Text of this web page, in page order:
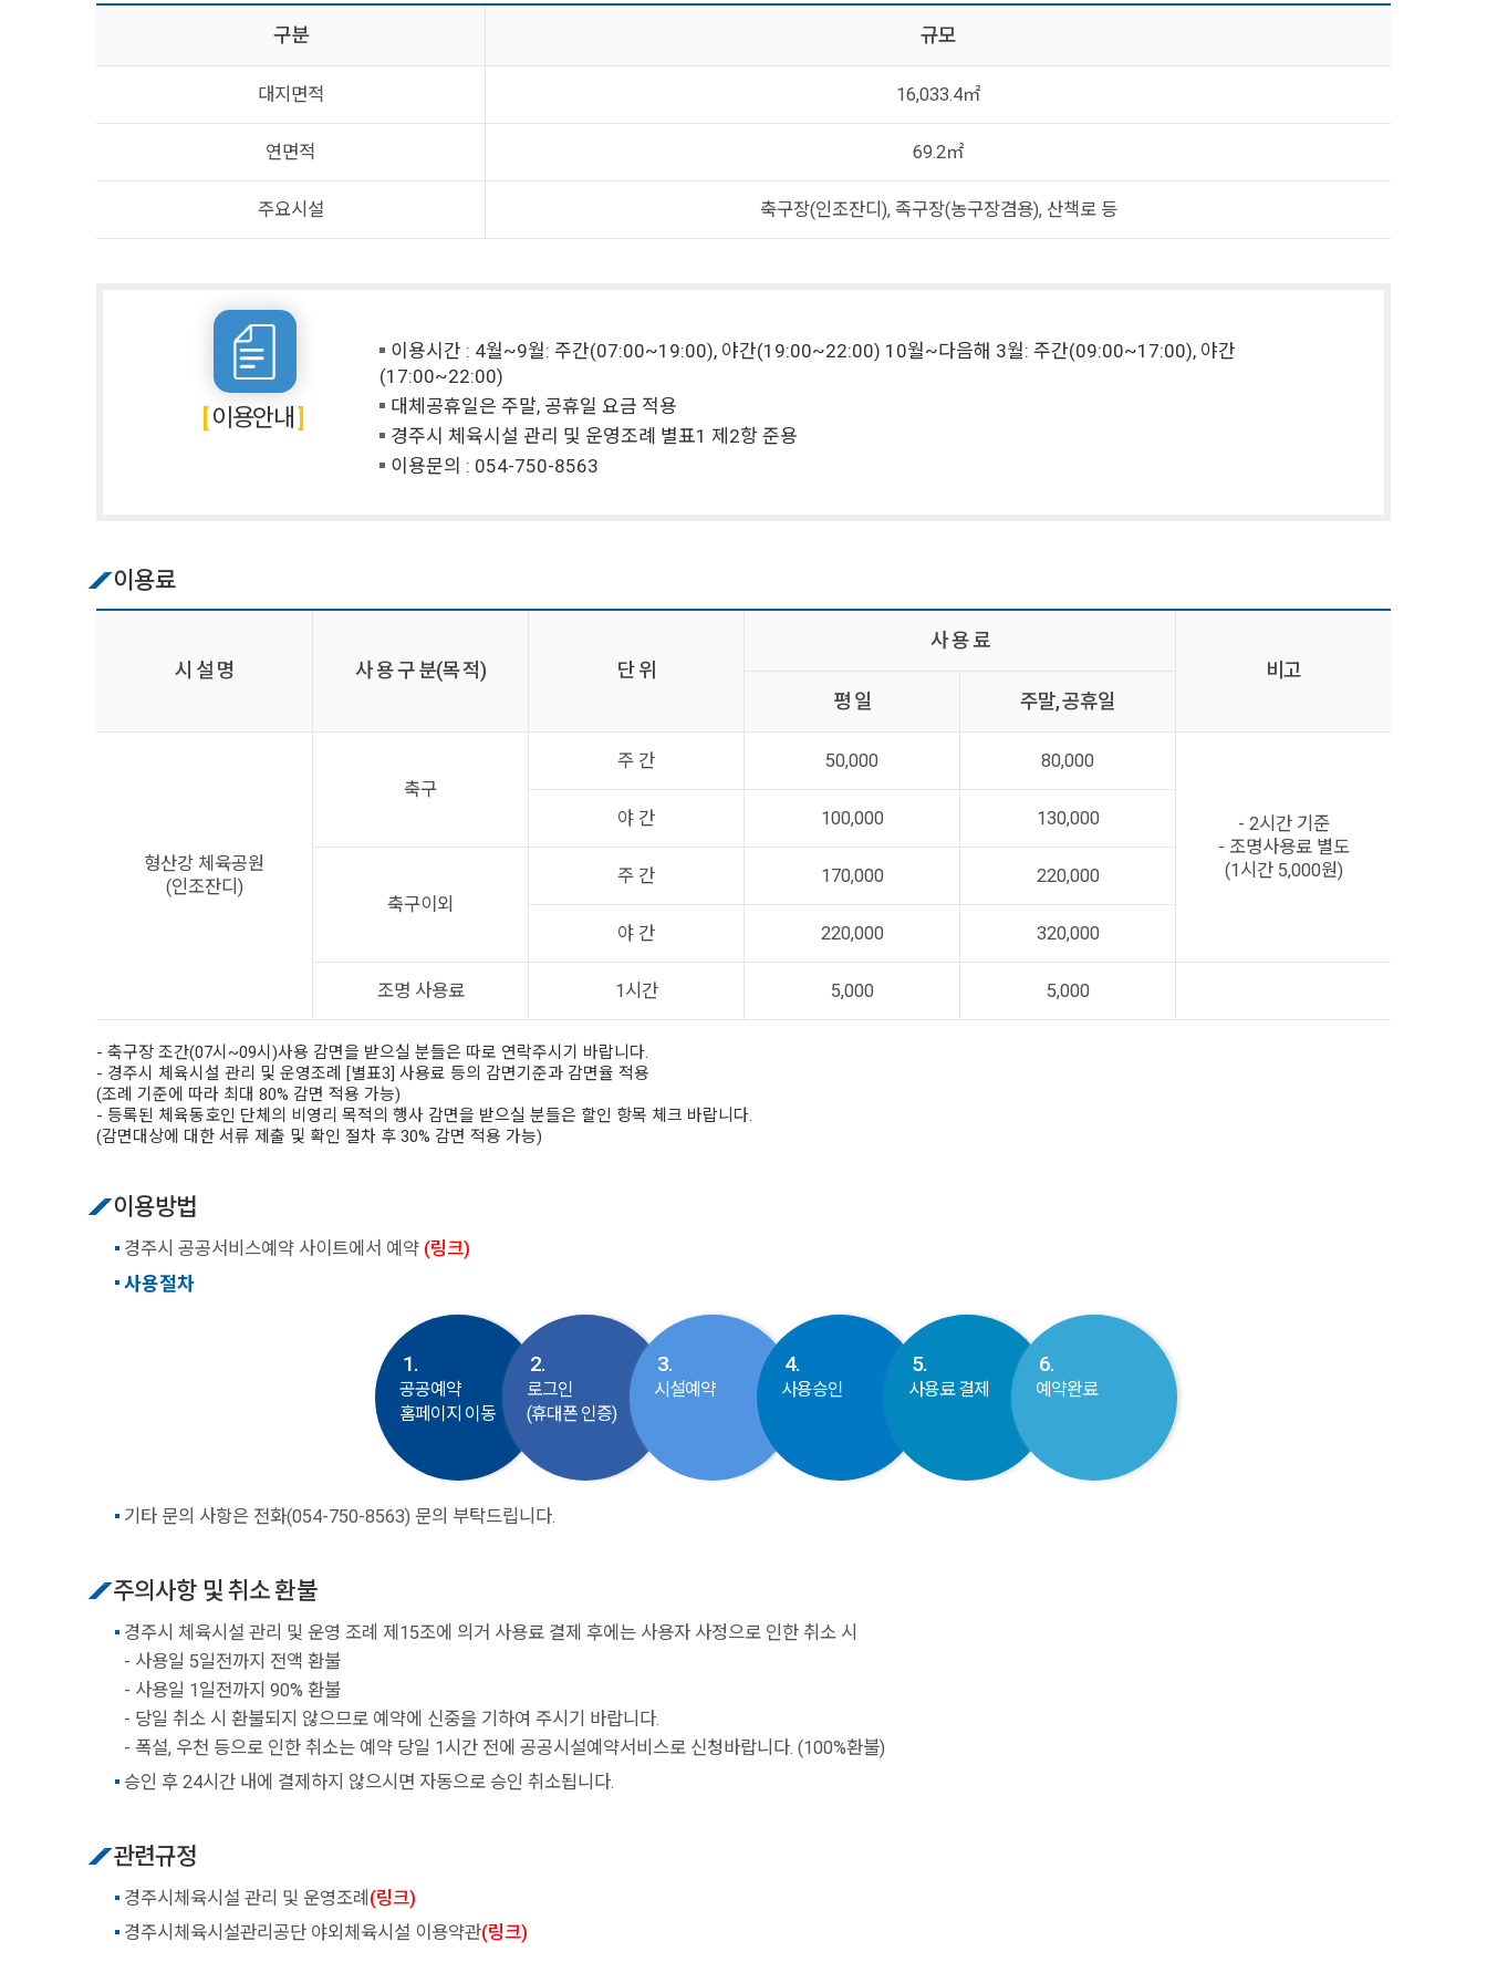
구분 규모
대지면적 16,033.4㎡
연면적 69.2㎡
주요시설 축구장(인조잔디), 족구장(농구장겸용), 산책로 등
이용안내
이용시간 : 4월~9월: 주간(07:00~19:00), 야간(19:00~22:00) 10월~다음해 3월: 주간(09:00~17:00), 야간
(17:00~22:00)
대체공휴일은 주말, 공휴일 요금 적용
경주시 체육시설 관리 및 운영조례 별표1 제2항 준용
이용문의 : 054-750-8563
이용료
시 설 명 사 용 구 분(목 적) 단 위
사 용 료
비고
평 일
주말, 공휴일
형산강 체육공원
(인조잔디)
축구
주 간 50,000 80,000
- 2시간 기준
- 조명사용료 별도
(1시간 5,000원)
야 간 100,000 130,000
축구이외
주 간 170,000 220,000
야 간 220,000 320,000
조명 사용료 1시간 5,000 5,000
- 축구장 조간(07시~09시)사용 감면을 받으실 분들은 따로 연락주시기 바랍니다.
- 경주시 체육시설 관리 및 운영조례 [별표3] 사용료 등의 감면기준과 감면율 적용
(조례 기준에 따라 최대 80% 감면 적용 가능)
- 등록된 체육동호인 단체의 비영리 목적의 행사 감면을 받으실 분들은 할인 항목 체크 바랍니다.
(감면대상에 대한 서류 제출 및 확인 절차 후 30% 감면 적용 가능)
이용방법
경주시 공공서비스예약 사이트에서 예약 (링크)
사용절차
1.
공공예약
홈페이지 이동
2.
로그인
(휴대폰 인증)
3.
시설예약
4.
사용승인
5.
사용료 결제
6.
예약완료
기타 문의 사항은 전화(054-750-8563) 문의 부탁드립니다.
주의사항 및 취소 환불
경주시 체육시설 관리 및 운영 조례 제15조에 의거 사용료 결제 후에는 사용자 사정으로 인한 취소 시
- 사용일 5일전까지 전액 환불
- 사용일 1일전까지 90% 환불
- 당일 취소 시 환불되지 않으므로 예약에 신중을 기하여 주시기 바랍니다.
- 폭설, 우천 등으로 인한 취소는 예약 당일 1시간 전에 공공시설예약서비스로 신청바랍니다. (100%환불)
승인 후 24시간 내에 결제하지 않으시면 자동으로 승인 취소됩니다.
관련규정
경주시체육시설 관리 및 운영조례 (링크)
경주시체육시설관리공단 야외체육시설 이용약관(링크)